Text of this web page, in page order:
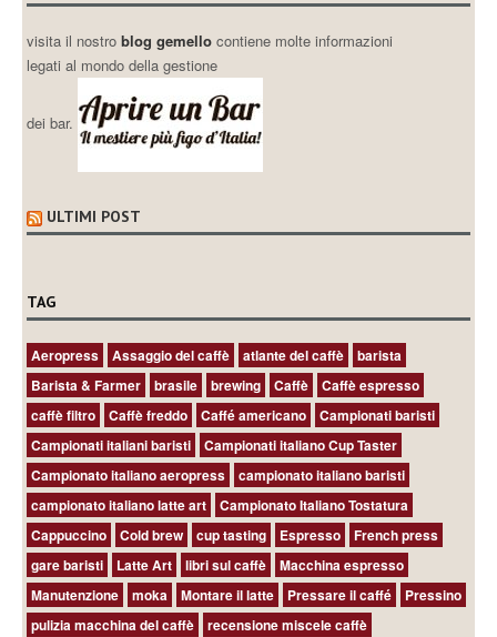
visita il nostroblog gemellocontiene molte informazioni
legati al mondo della gestione
dei bar.
ULTIMI POST
TAG
Aeropress Assaggio del caffè atlante del caffè
barista
Barista & Farmer
brasile brewing Caffè
Caffè espresso
caffè filtro
Caffè freddo Caffé americano
Campionati baristi
Campionati italiani baristi
Campionati italiano Cup Taster
Campionato italiano aeropress
campionato italiano baristi
campionato italiano latte art
Campionato Italiano Tostatura
Cappuccino
Cold brew cup tasting Espresso
French press
gare baristi
Latte Art libri sul caffè
Macchina espresso
Manutenzione
moka Montare il latte Pressare il caffé
Pressino
pulizia macchina del caffè
recensione miscele caffè